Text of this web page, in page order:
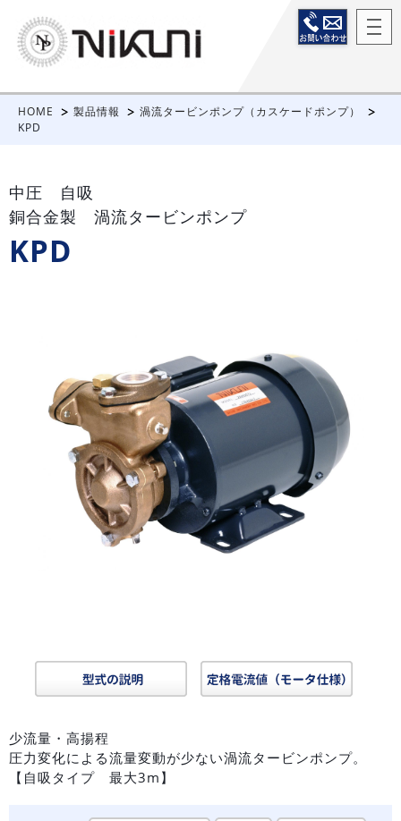
HOME 製品情報
渦流タービンポンプ（カスケードポンプ）
KPD
中圧 自吸
銅合金製 渦流タービンポンプ
KPD
少流量・高揚程
圧力変化による流量変動が少ない渦流タービンポンプ。
【自吸タイプ 最大3m】